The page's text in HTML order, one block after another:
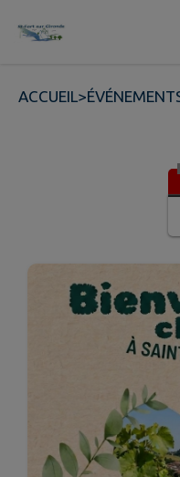
Contenu
ACCUEIL>